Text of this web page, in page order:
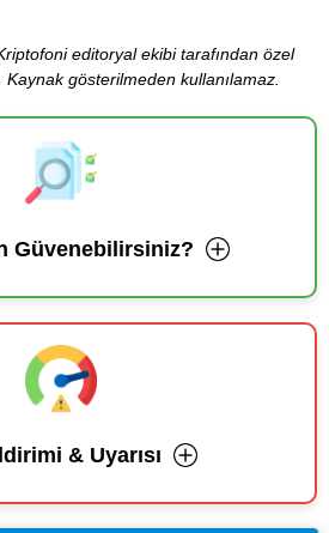
editoryal ekibi tarafından özel
Kaynak gösterilmeden kullanılamaz.
Güvenebilirsiniz?
& Uyarısı